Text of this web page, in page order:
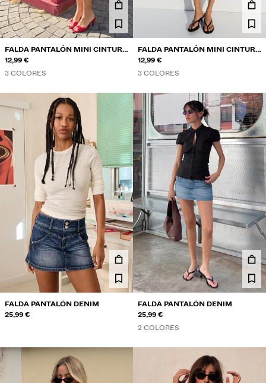
FALDA PANTALÓN MINI CINTURA
LAZO
12,99 €
3 COLORES
FALDA PANTALÓN MINI CINTURA
LAZO
12,99 €
3 COLORES
FALDA PANTALÓN DENIM
25,99 €
FALDA PANTALÓN DENIM
25,99 €
2 COLORES